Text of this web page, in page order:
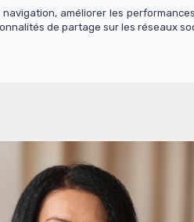
améliorer les
de partage sur les réseaux